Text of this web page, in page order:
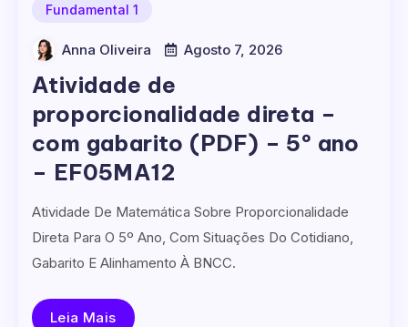
Fundamental 1
Anna Oliveira Agosto 7, 2026
Atividade de
proporcionalidade direta –
com gabarito (PDF) – 5º ano
– EF05MA12
Atividade De Matemática Sobre Proporcionalidade
Direta Para O 5º Ano, Com Situações Do Cotidiano,
Gabarito E Alinhamento À BNCC.
Leia Mais